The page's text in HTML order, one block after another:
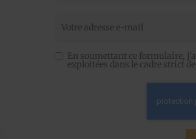
En soumettant ce formulaire,
exploitées dans le cadre strict